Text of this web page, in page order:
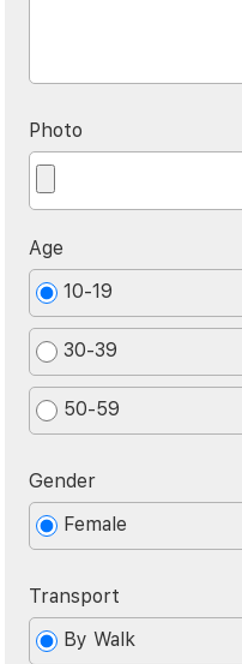
Photo
Age
10-19
30-39
50-59
Gender
Female
Transport
By Walk